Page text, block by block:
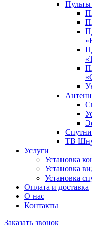
Пульты
ТВ
Услуги
Установка
Установка
Установка
Оплата и доставка
О нас
Контакты
Заказать звонок